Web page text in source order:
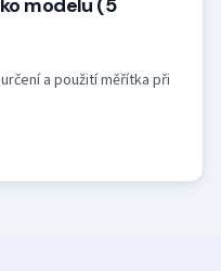
modelu (5
a použití měřítka při